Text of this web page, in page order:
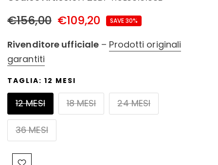
€156,00 €109,20 SAVE 30%
Rivenditore ufficiale – Prodotti originali
garantiti
TAGLIA: 12 MESI
12 MESI 18 MESI 24 MESI
36 MESI